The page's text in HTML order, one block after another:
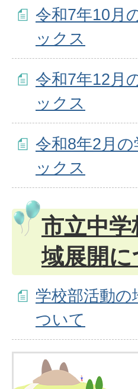
令和7年10月
ックス
令和7年12月
ックス
令和8年2月
ックス
市立中
域展開に
学校部活動の
ついて